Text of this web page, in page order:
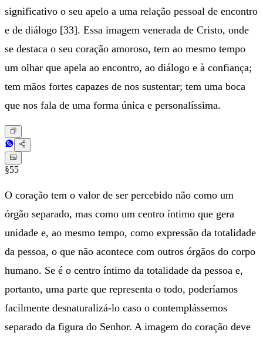
significativo o seu apelo a uma relação pessoal de encontro
e de diálogo [33]. Essa imagem venerada de Cristo, onde
se destaca o seu coração amoroso, tem ao mesmo tempo
um olhar que apela ao encontro, ao diálogo e à confiança;
tem mãos fortes capazes de nos sustentar; tem uma boca
que nos fala de uma forma única e personalíssima.
§55
O coração tem o valor de ser percebido não como um
órgão separado, mas como um centro íntimo que gera
unidade e, ao mesmo tempo, como expressão da totalidade
da pessoa, o que não acontece com outros órgãos do corpo
humano. Se é o centro íntimo da totalidade da pessoa e,
portanto, uma parte que representa o todo, poderíamos
facilmente desnaturalizá-lo caso o contemplássemos
separado da figura do Senhor. A imagem do coração deve